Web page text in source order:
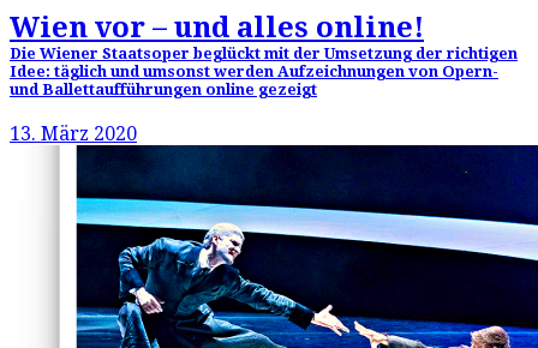
Wien vor – und alles online!
Die Wiener Staatsoper beglückt mit der Umsetzung der richtigen
Idee: täglich und umsonst werden Aufzeichnungen von Opern-
und Ballettaufführungen online gezeigt
13. März 2020